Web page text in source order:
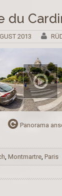
du
2013
Panorama
,Montmartre ,Paris